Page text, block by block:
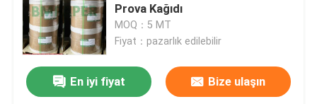
Prova Kağıdı
MOQ：5 MT
Fiyat：pazarlık edilebilir
En iyi fiyat Bize ulaşın